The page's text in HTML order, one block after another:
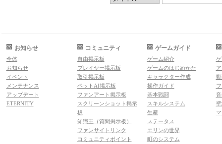
お知らせ
全体
お知らせ
イベント
メンテナンス
アップデート
ETERNITY
コミュニティ
自由掲示板
プレイヤー掲示板
取引掲示板
ペットAI掲示板
ファンアート掲示板
スクリーンショット掲示
板
知識王（質問掲示板）
ファンサイトリンク
コミュニティポイント
ゲームガイド
ゲーム紹介
ゲームのはじめかた
キャラクター作成
操作ガイド
基本戦闘
スキルシステム
生産
ステータス
エリンの世界
町のシステム